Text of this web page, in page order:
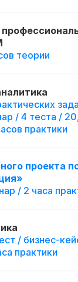
теории
/ 4 теста /
практики
проекта
/ 2 часа
/ бизнес-
практики
образца)
диплом
образца